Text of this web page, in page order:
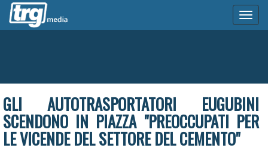
GLI AUTOTRASPORTATORI EUGUBINI
SCENDONO IN PIAZZA "PREOCCUPATI PER
LE VICENDE DEL SETTORE DEL CEMENTO"